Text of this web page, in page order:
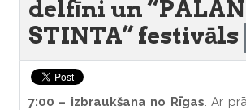
delfīni un
STINTA” festivāls
7:00 – izbraukšana no Rīgas. Ar